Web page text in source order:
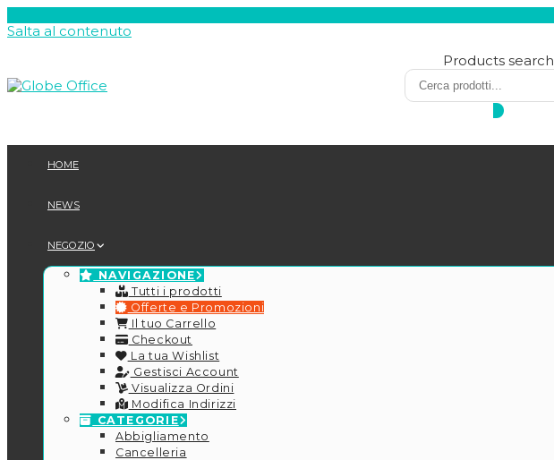
Salta al contenuto
Products search
HOME
NEWS
NEGOZIO
NAVIGAZIONE
Tutti i prodotti
Offerte e Promozioni
Il tuo Carrello
Checkout
La tua Wishlist
Gestisci Account
Visualizza Ordini
Modifica Indirizzi
CATEGORIE
Abbigliamento
Cancelleria